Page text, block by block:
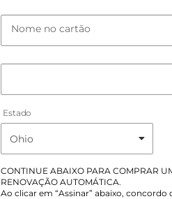
Nome no cartão
Estado
CONTINUE ABAIXO PARA COMPRAR
RENOVAÇÃO AUTOMÁTICA.
Ao clicar em “Assinar” abaixo, concordo